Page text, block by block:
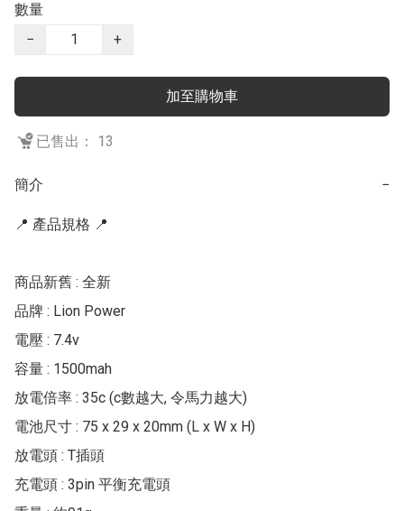
數量
−
+
加至購物車
已售出： 13
簡介 −
📍 產品規格 📍
商品新舊 : 全新
品牌 : Lion Power
電壓 : 7.4v
容量 : 1500mah
放電倍率 : 35c (c數越大, 令馬力越大)
電池尺寸 : 75 x 29 x 20mm (L x W x H)
放電頭 : T插頭
充電頭 : 3pin 平衡充電頭